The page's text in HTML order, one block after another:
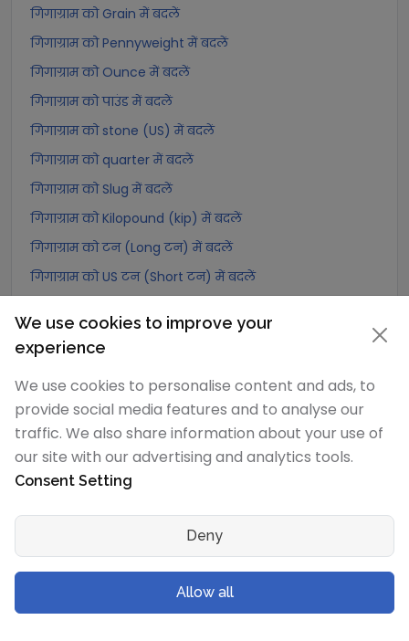
गिगाग्राम को Grain में बदलें
गिगाग्राम को Pennyweight में बदलें
गिगाग्राम को Ounce में बदलें
गिगाग्राम को पाउंड में बदलें
गिगाग्राम को stone (US) में बदलें
गिगाग्राम को quarter में बदलें
गिगाग्राम को Slug में बदलें
गिगाग्राम को Kilopound (kip) में बदलें
गिगाग्राम को टन (Long टन) में बदलें
गिगाग्राम को US टन (Short टन) में बदलें
गिगाग्राम को Quintal (metric) में बदलें
गिगाग्राम को Kiloton (metric) में बदलें
गिगाग्राम को Carat में बदलें
गिगाग्राम को Atomic mass unit में बदलें
गिगाग्राम को Gamma में बदलें
गिगाग्राम को Dalton में बदलें
गिगाग्राम को Planck mass में बदलें
गिगाग्राम को Electron mass (rest) में बदलें
गिगाग्राम को Muon mass में बदलें
We use cookies to improve your
experience
We use cookies to personalise content and ads, to
provide social media features and to analyse our
traffic. We also share information about your use of
our site with our advertising and analytics tools.
Consent Setting
Deny
Allow all